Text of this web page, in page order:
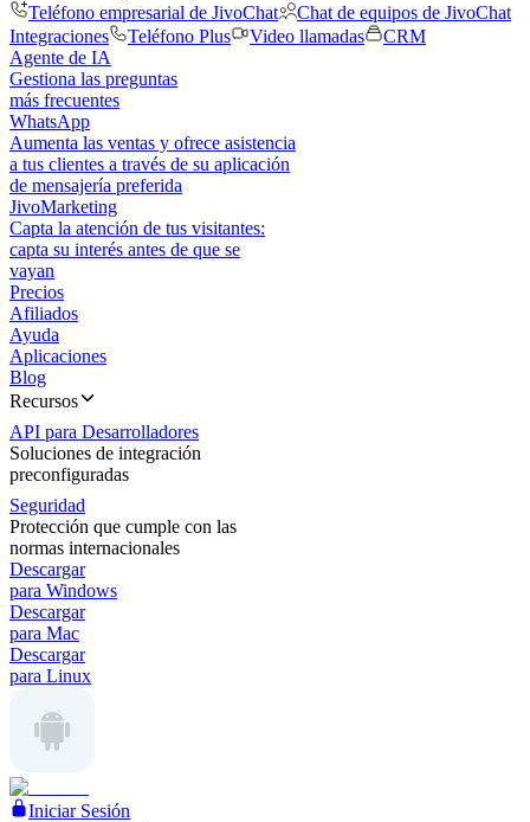
Teléfono empresarial de JivoChat
Chat de equipos de JivoChat
Integraciones
Teléfono Plus Video llamadas
CRM
Agente de IA
Gestiona las preguntas
más frecuentes
WhatsApp
Aumenta las ventas y ofrece asistencia
a tus clientes a través de su aplicación
de mensajería preferida
JivoMarketing
Capta la atención de tus visitantes:
capta su interés antes de que se
vayan
Precios
Afiliados
Ayuda
Aplicaciones
Blog
Recursos
API para Desarrolladores
Soluciones de integración
preconfiguradas
Seguridad
Protección que cumple con las
normas internacionales
Descargar
para Windows
Descargar
para Mac
Descargar
para Linux
Iniciar Sesión